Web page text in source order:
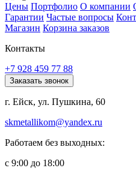
Цены Портфолио О компании
Гарантии Частые вопросы
Магазин Корзина заказов
Контакты
+7 928 459 77 88
Заказать звонок
г. Ейск, ул. Пушкина, 60
skmetallikom@yandex.ru
Работаем без выходных:
с 9:00 до 18:00